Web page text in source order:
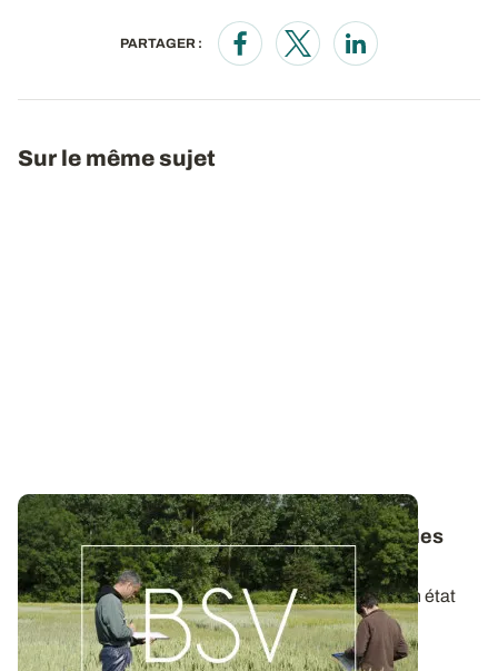
PARTAGER :
Opens in a new window
Opens in a new window
Opens in a new
Sur le même sujet
Bulletins de Santé du Végétal - Consultez les
derniers BSV de votre région
Ces bulletins, publiés chaque semaine, dressent un état
des lieux exhaustif des cultures...
19 MAI 2026